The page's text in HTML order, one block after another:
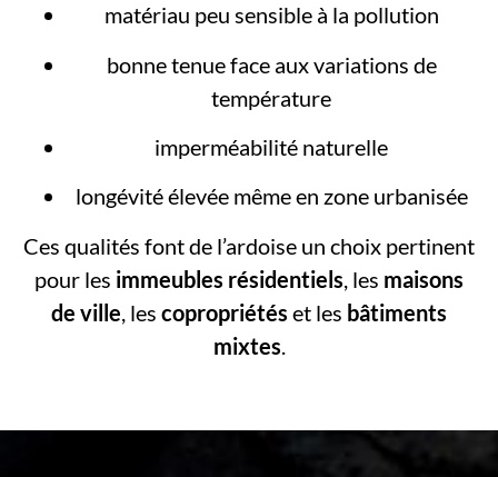
matériau peu sensible à la pollution
bonne tenue face aux variations de
température
imperméabilité naturelle
longévité élevée même en zone urbanisée
Ces qualités font de l’ardoise un choix pertinent
pour les immeubles résidentiels , les maisons
de ville , les copropriétés et les bâtiments
mixtes